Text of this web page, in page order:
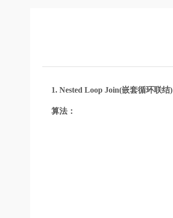
1. Nested Loop Join(嵌套循环联结)
算法：